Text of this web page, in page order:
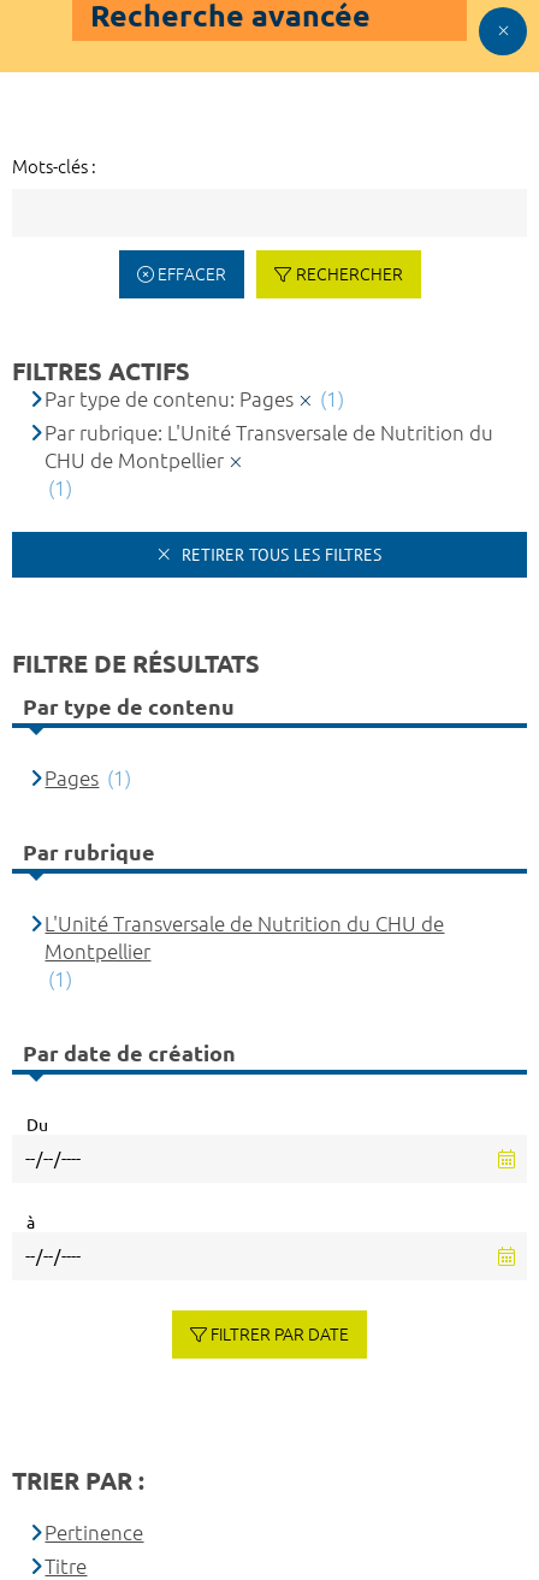
Recherche avancée
Mots-clés :
EFFACER RECHERCHER
FILTRES ACTIFS
Par type de contenu: Pages
(1)
Par rubrique: L'Unité Transversale de Nutrition du
CHU de Montpellier
(1)
RETIRER TOUS LES FILTRES
FILTRE DE RÉSULTATS
Par type de contenu
Pages (1)
Par rubrique
L'Unité Transversale de Nutrition du CHU de
Montpellier
(1)
Par date de création
Du
à
FILTRER PAR DATE
TRIER PAR :
Pertinence
Titre